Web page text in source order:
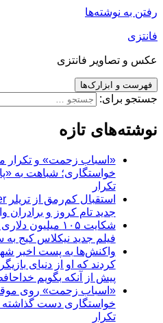
رفتن به نوشته‌ها
فانتزی
عکس و تصاویر فانتزی
فهرست و ابزارک‌ها
جستجو برای:
نوشته‌های تازه
«اسباب زحمت» و تکرار
تکرار
جدید تام کروز و برادران
شکایت ۱۰۵
فیلم جدید نیکلاس کیج
واکنش‌ها به پست اخیر
کردند که او از دنیای
پیش از آنکه بگویم
«اسباب زحمت» روی
تکرار